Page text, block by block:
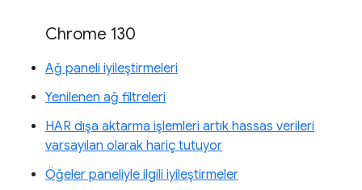
Chrome 130
Ağ paneli iyileştirmeleri
Yenilenen ağ filtreleri
HAR dışa aktarma işlemleri artık hassas verileri
varsayılan olarak hariç tutuyor
Öğeler paneliyle ilgili iyileştirmeler